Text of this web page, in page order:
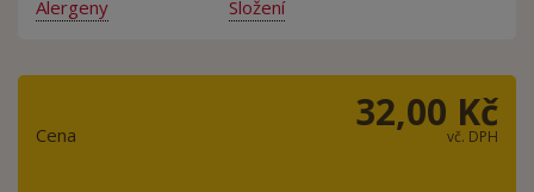
Alergeny
Složení
Cena 32,00 Kč
vč. DPH